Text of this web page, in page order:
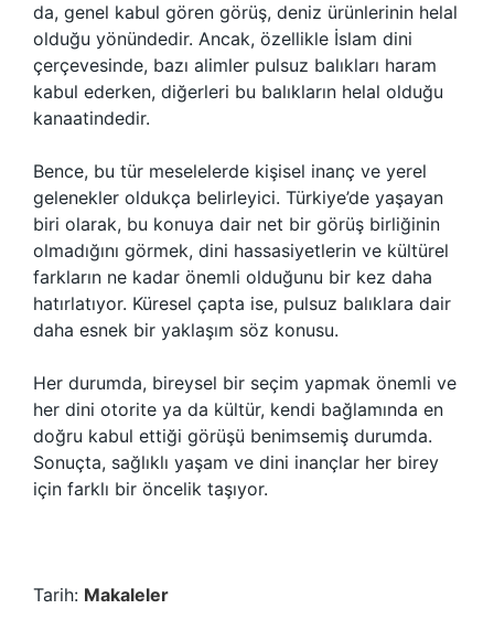
da, genel kabul gören görüş, deniz ürünlerinin helal
olduğu yönündedir. Ancak, özellikle İslam dini
çerçevesinde, bazı alimler pulsuz balıkları haram
kabul ederken, diğerleri bu balıkların helal olduğu
kanaatindedir.
Bence, bu tür meselelerde kişisel inanç ve yerel
gelenekler oldukça belirleyici. Türkiye’de yaşayan
biri olarak, bu konuya dair net bir görüş birliğinin
olmadığını görmek, dini hassasiyetlerin ve kültürel
farkların ne kadar önemli olduğunu bir kez daha
hatırlatıyor. Küresel çapta ise, pulsuz balıklara dair
daha esnek bir yaklaşım söz konusu.
Her durumda, bireysel bir seçim yapmak önemli ve
her dini otorite ya da kültür, kendi bağlamında en
doğru kabul ettiği görüşü benimsemiş durumda.
Sonuçta, sağlıklı yaşam ve dini inançlar her birey
için farklı bir öncelik taşıyor.
Tarih: Makaleler